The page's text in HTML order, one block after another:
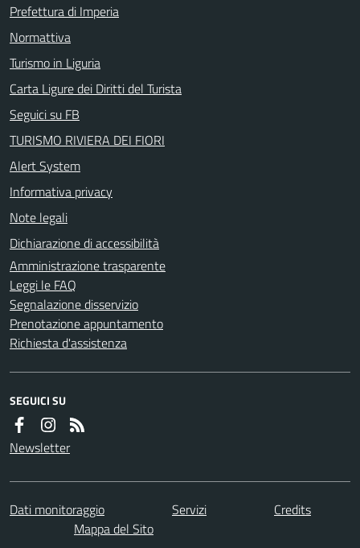
Prefettura di Imperia
Normattiva
Turismo in Liguria
Carta Ligure dei Diritti del Turista
Seguici su FB
TURISMO RIVIERA DEI FIORI
Alert System
Informativa privacy
Note legali
Dichiarazione di accessibilità
Amministrazione trasparente
Leggi le FAQ
Segnalazione disservizio
Prenotazione appuntamento
Richiesta d'assistenza
SEGUICI SU
Newsletter
Dati monitoraggio Servizi
Credits
Mappa del Sito